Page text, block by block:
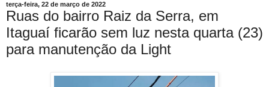
terça-feira, 22 de março de 2022
Ruas do bairro Raiz da Serra, em
Itaguaí ficarão sem luz nesta quarta (23)
para manutenção da Light